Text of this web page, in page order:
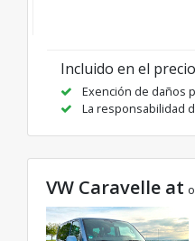
Incluido en el
Exención de daños
La responsabilidad
VW Caravelle at